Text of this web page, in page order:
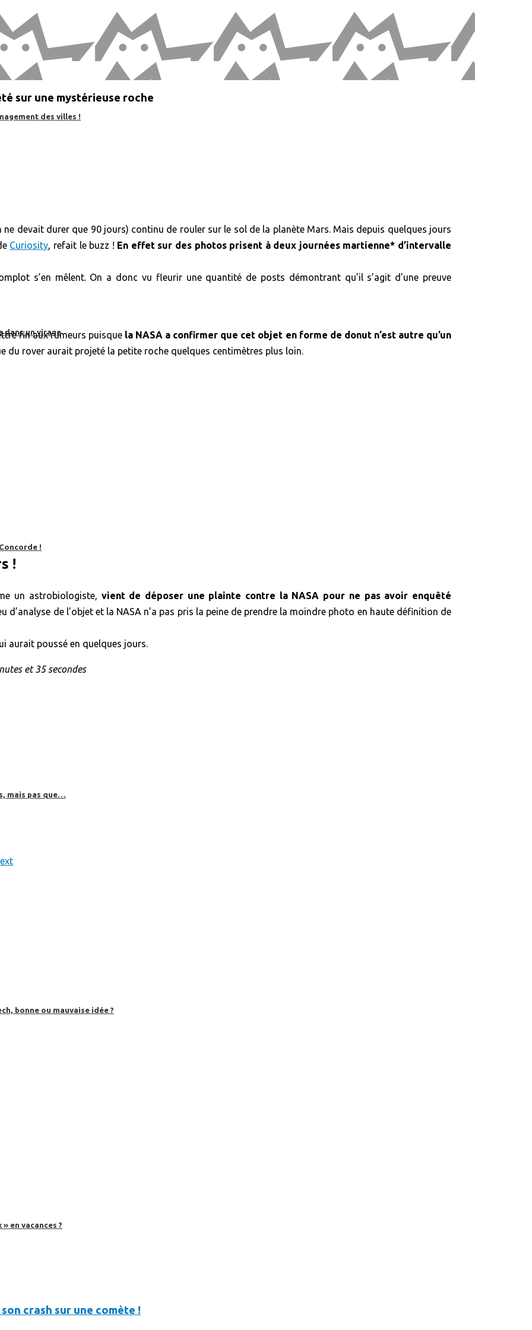
des villes !
dans un virage
!
mais pas que…
bonne ou mauvaise idée ?
en vacances ?
sur une mystérieuse roche
devait durer que 90 jours) continu de rouler sur le sol de la planète Mars. Mais depuis quelques jours
Curiosity, refait le buzz ! En effet sur des photos prisent à deux journées martienne* d’intervalle
s’en mêlent. On a donc vu fleurir une quantité de posts démontrant qu’il s’agit d’une preuve
fin aux rumeurs puisque la NASA a confirmer que cet objet en forme de donut n’est autre qu’un
du rover aurait projeté la petite roche quelques centimètres plus loin.
!
un astrobiologiste, vient de déposer une plainte contre la NASA pour ne pas avoir enquêté
d’analyse de l’objet et la NASA n’a pas pris la peine de prendre la moindre photo en haute définition de
aurait poussé en quelques jours.
et 35 secondes
crash sur une comète !